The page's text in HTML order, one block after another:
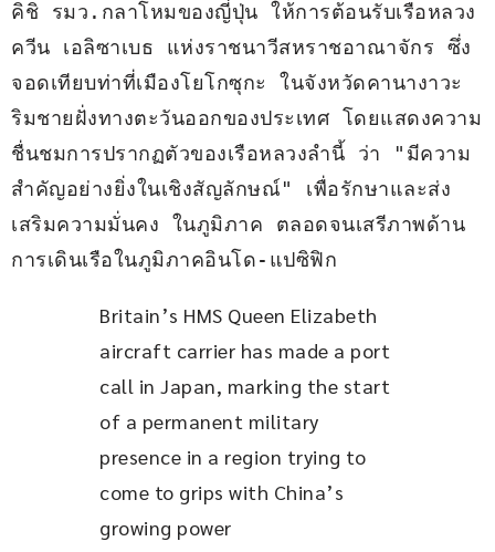
คิชิ รมว.กลาโหมของญี่ปุ่น ให้การต้อนรับเรือหลวง
ควีน เอลิซาเบธ แห่งราชนาวีสหราชอาณาจักร ซึ่ง
จอดเทียบท่าที่เมืองโยโกซุกะ ในจังหวัดคานางาวะ
ริมชายฝั่งทางตะวันออกของประเทศ โดยแสดงความ
ชื่นชมการปรากฏตัวของเรือหลวงลำนี้ ว่า "มีความ
สำคัญอย่างยิ่งในเชิงสัญลักษณ์" เพื่อรักษาและส่ง
เสริมความมั่นคง ในภูมิภาค ตลอดจนเสรีภาพด้าน
การเดินเรือในภูมิภาคอินโด-แปซิฟิก
Britain’s HMS Queen Elizabeth
aircraft carrier has made a port
call in Japan, marking the start
of a permanent military
presence in a region trying to
come to grips with China’s
growing power